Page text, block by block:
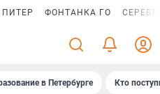
ФОНТАНКА ГО
в Петербурге Кто